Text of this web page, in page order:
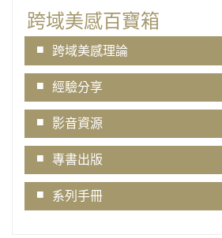
跨域美感百寶箱
跨域美感理論
經驗分享
影音資源
專書出版
系列手冊